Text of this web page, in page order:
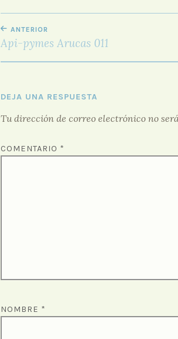
NAVEGACIÓN
DE
ENTRADAS
ANTERIOR
Api-pymes Arucas 011
DEJA UNA RESPUESTA
Tu dirección de correo electrónico no
COMENTARIO *
NOMBRE *